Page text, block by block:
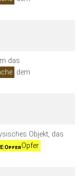
das
dem
Objekt, das
Opfer